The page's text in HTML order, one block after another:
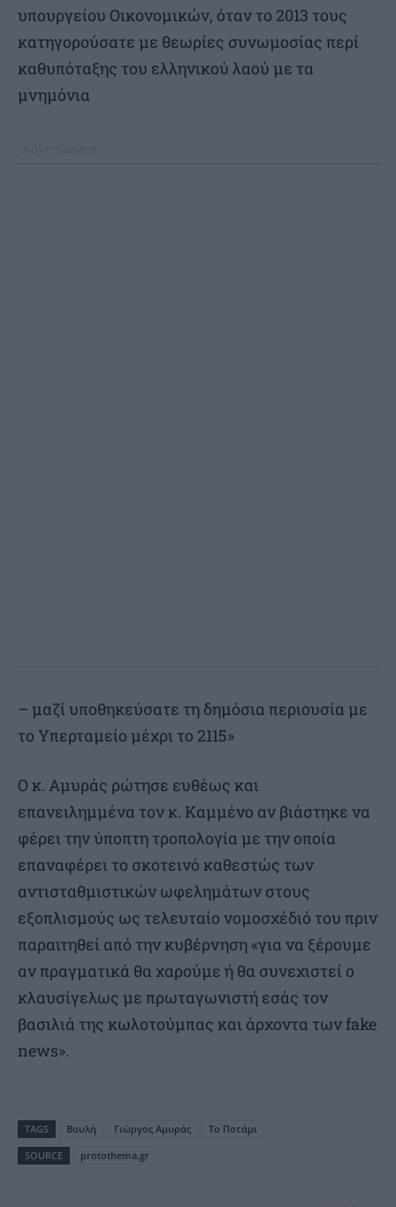
υπουργείου Οικονομικών, όταν το 2013 τους
κατηγορούσατε με θεωρίες συνωμοσίας περί
καθυπόταξης του ελληνικού λαού με τα
μνημόνια
– μαζί υποθηκεύσατε τη δημόσια περιουσία με
το Υπερταμείο μέχρι το 2115»
Ο κ. Αμυράς ρώτησε ευθέως και
επανειλημμένα τον κ. Καμμένο αν βιάστηκε να
φέρει την ύποπτη τροπολογία με την οποία
επαναφέρει το σκοτεινό καθεστώς των
αντισταθμιστικών ωφελημάτων στους
εξοπλισμούς ως τελευταίο νομοσχέδιό του πριν
παραιτηθεί από την κυβέρνηση «για να ξέρουμε
αν πραγματικά θα χαρούμε ή θα συνεχιστεί ο
κλαυσίγελως με πρωταγωνιστή εσάς τον
βασιλιά της κωλοτούμπας και άρχοντα των fake
news».
TAGS Βουλή Γιώργος Αμυράς
Το Ποτάμι
SOURCE
protothema.gr